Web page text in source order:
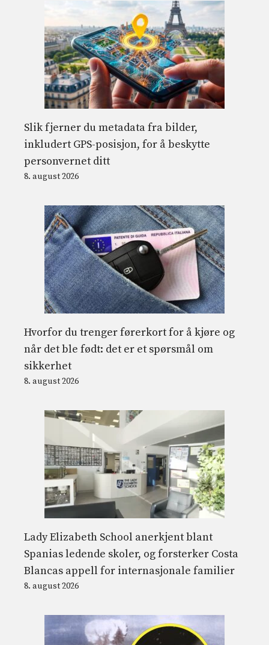
Slik fjerner du metadata fra bilder,
inkludert GPS-posisjon, for å beskytte
personvernet ditt
8. august 2026
Hvorfor du trenger førerkort for å kjøre og
når det ble født: det er et spørsmål om
sikkerhet
8. august 2026
Lady Elizabeth School anerkjent blant
Spanias ledende skoler, og forsterker Costa
Blancas appell for internasjonale familier
8. august 2026